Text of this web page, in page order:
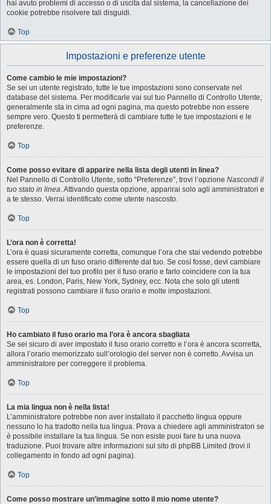
hai avuto problemi di accesso o di uscita dal sistema, la cancellazione dei
cookie potrebbe risolvere tali disguidi.
Top
Impostazioni e preferenze utente
Come cambio le mie impostazioni?
Se sei un utente registrato, tutte le tue impostazioni sono conservate nel
database del sistema. Per modificarle vai sul tuo Pannello di Controllo Utente;
generalmente sta in cima ad ogni pagina, ma questo potrebbe non essere
sempre vero. Questo ti permetterà di cambiare tutte le tue impostazioni e le
preferenze.
Top
Come posso evitare di apparire nella lista degli utenti in linea?
Nel Pannello di Controllo Utente, sotto “Preferenze”, trovi l’opzione Nascondi il
tuo stato in linea. Attivando questa opzione, apparirai solo agli amministratori e
a te stesso. Verrai identificato come utente nascosto.
Top
L’ora non è corretta!
L’ora è quasi sicuramente corretta, comunque l’ora che stai vedendo potrebbe
essere quella di un fuso orario differente dal tuo. Se così fosse, devi cambiare
le impostazioni del tuo profilo per il fuso orario e farlo coincidere con la tua
area, es. London, Paris, New York, Sydney, ecc. Nota che solo gli utenti
registrati possono cambiare il fuso orario e molte impostazioni.
Top
Ho cambiato il fuso orario ma l’ora è ancora sbagliata
Se sei sicuro di aver impostato il fuso orario corretto e l’ora è ancora scorretta,
allora l’orario memorizzato sull’orologio del server non è corretto. Avvisa un
amministratore per correggere il problema.
Top
La mia lingua non è nella lista!
L’amministratore potrebbe non aver installato il pacchetto lingua oppure
nessuno lo ha tradotto nella tua lingua. Prova a chiedere agli amministratori se
è possibile installare la tua lingua. Se non esiste puoi fare tu una nuova
traduzione. Puoi trovare altre informazioni sul sito di phpBB Limited (trovi il
collegamento in fondo ad ogni pagina).
Top
Come posso mostrare un’immagine sotto il mio nome utente?